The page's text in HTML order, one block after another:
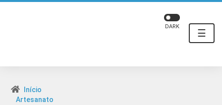
☰
DARK
Início
Artesanato